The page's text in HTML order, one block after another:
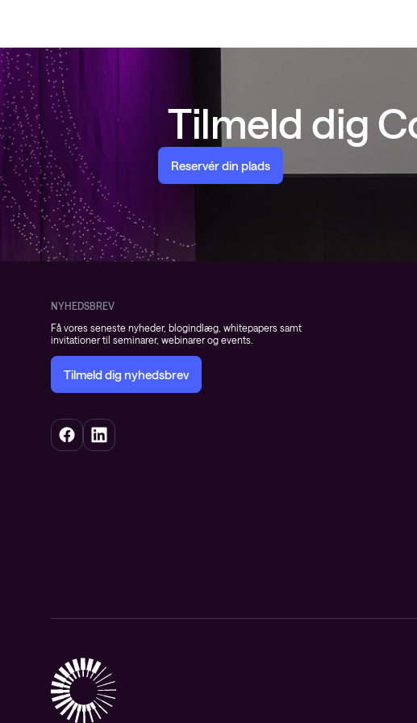
Tilmeld dig
Reservér din plads
NYHEDSBREV
Få vores seneste nyheder, blogindlæg, whitepapers samt
invitationer til seminarer, webinarer og events.
Tilmeld dig nyhedsbrev